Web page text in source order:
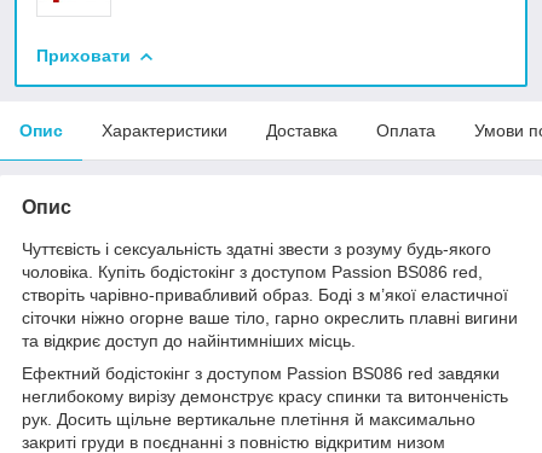
Приховати
Опис Характеристики Доставка Оплата Умови
Опис
Чуттєвість і сексуальність здатні звести з розуму будь-якого
чоловіка. Купіть бодістокінг з доступом Passion BS086 red,
створіть чарівно-привабливий образ. Боді з м’якої еластичної
сіточки ніжно огорне ваше тіло, гарно окреслить плавні вигини
та відкриє доступ до найінтимніших місць.
Ефектний бодістокінг з доступом Passion BS086 red завдяки
неглибокому вирізу демонструє красу спинки та витонченість
рук. Досить щільне вертикальне плетіння й максимально
закриті груди в поєднанні з повністю відкритим низом